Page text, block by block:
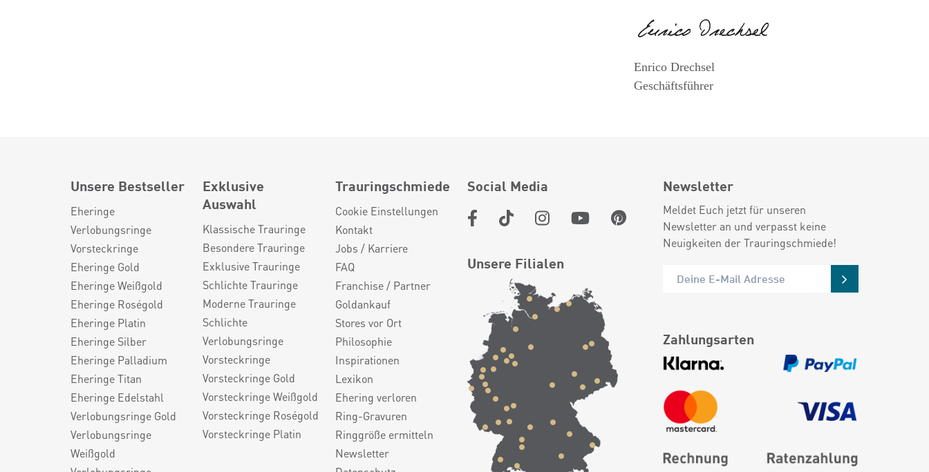
Enrico Drechsel
Geschäftsführer
Unsere Bestseller
Eheringe
Verlobungsringe
Vorsteckringe
Eheringe Gold
Eheringe Weißgold
Eheringe Roségold
Eheringe Platin
Eheringe Silber
Eheringe Palladium
Eheringe Titan
Eheringe Edelstahl
Verlobungsringe Gold
Verlobungsringe
Weißgold
Exklusive
Auswahl
Klassische Trauringe
Besondere Trauringe
Exklusive Trauringe
Schlichte Trauringe
Moderne Trauringe
Schlichte
Verlobungsringe
Vorsteckringe
Vorsteckringe Gold
Vorsteckringe Weißgold
Vorsteckringe Roségold
Vorsteckringe Platin
Trauringschmiede
Cookie Einstellungen
Kontakt
Jobs / Karriere
FAQ
Franchise / Partner
Goldankauf
Stores vor Ort
Philosophie
Inspirationen
Lexikon
Ehering verloren
Ring-Gravuren
Ringgröße ermitteln
Newsletter
Social Media
Unsere Filialen
Newsletter
Meldet Euch jetzt für unseren
Newsletter an und verpasst keine
Neuigkeiten der Trauringschmiede!
Zahlungsarten